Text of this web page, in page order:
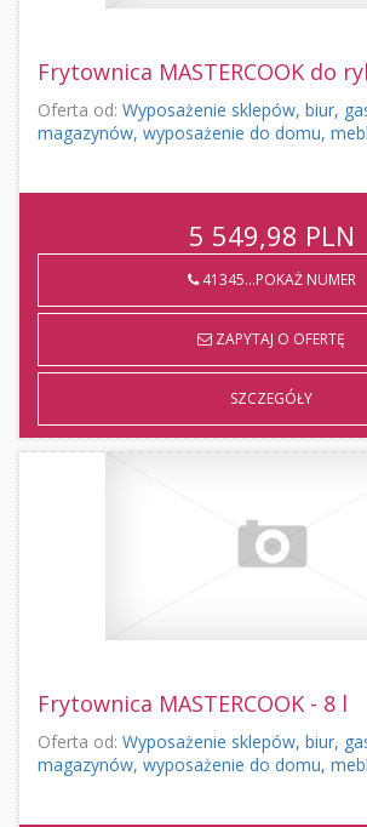
Frytownica MASTERCOOK do
Oferta od: Wyposażenie sklepów, biur,
magazynów, wyposażenie do domu,
5 549,98 PLN
41345...POKAŻ NUMER
ZAPYTAJ O OFERTĘ
SZCZEGÓŁY
Frytownica MASTERCOOK - 8 l
Oferta od: Wyposażenie sklepów, biur,
magazynów, wyposażenie do domu,